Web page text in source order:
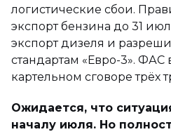
логистические сбои.
экспорт бензина до 31
экспорт дизеля и
стандартам «Евро-3». ФАС
картельном сговоре трёх
Ожидается, что
началу июля. Но